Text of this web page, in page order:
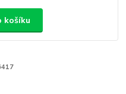
košíku